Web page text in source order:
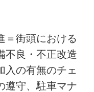
街頭における
不良・不正改造
入の有無のチェ
遵守、駐車マナ